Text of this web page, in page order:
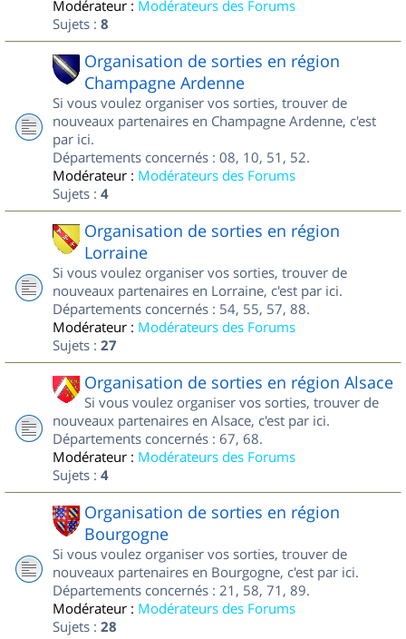
Modérateur : Modérateurs des Forums
Sujets : 8
Organisation de sorties en région
Champagne Ardenne
Si vous voulez organiser vos sorties, trouver de
nouveaux partenaires en Champagne Ardenne, c'est
par ici.
Départements concernés : 08, 10, 51, 52.
Modérateur : Modérateurs des Forums
Sujets : 4
Organisation de sorties en région
Lorraine
Si vous voulez organiser vos sorties, trouver de
nouveaux partenaires en Lorraine, c'est par ici.
Départements concernés : 54, 55, 57, 88.
Modérateur : Modérateurs des Forums
Sujets : 27
Organisation de sorties en région Alsace
Si vous voulez organiser vos sorties, trouver de
nouveaux partenaires en Alsace, c'est par ici.
Départements concernés : 67, 68.
Modérateur : Modérateurs des Forums
Sujets : 4
Organisation de sorties en région
Bourgogne
Si vous voulez organiser vos sorties, trouver de
nouveaux partenaires en Bourgogne, c'est par ici.
Départements concernés : 21, 58, 71, 89.
Modérateur : Modérateurs des Forums
Sujets : 28